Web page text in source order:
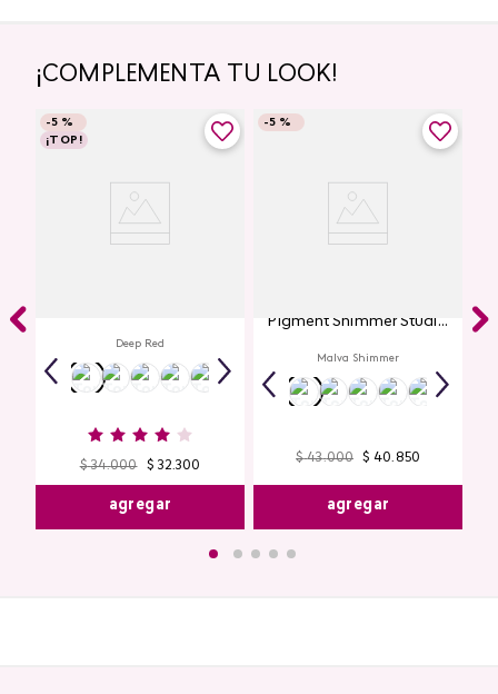
¡COMPLEMENTA TU LOOK!
-5 %
¡TOP!
Deep Red
$ 34.000 $ 32.300
agregar
-5 %
Pigment Shimmer Studio
Malva Shimmer
$ 43.000 $ 40. 850
agregar